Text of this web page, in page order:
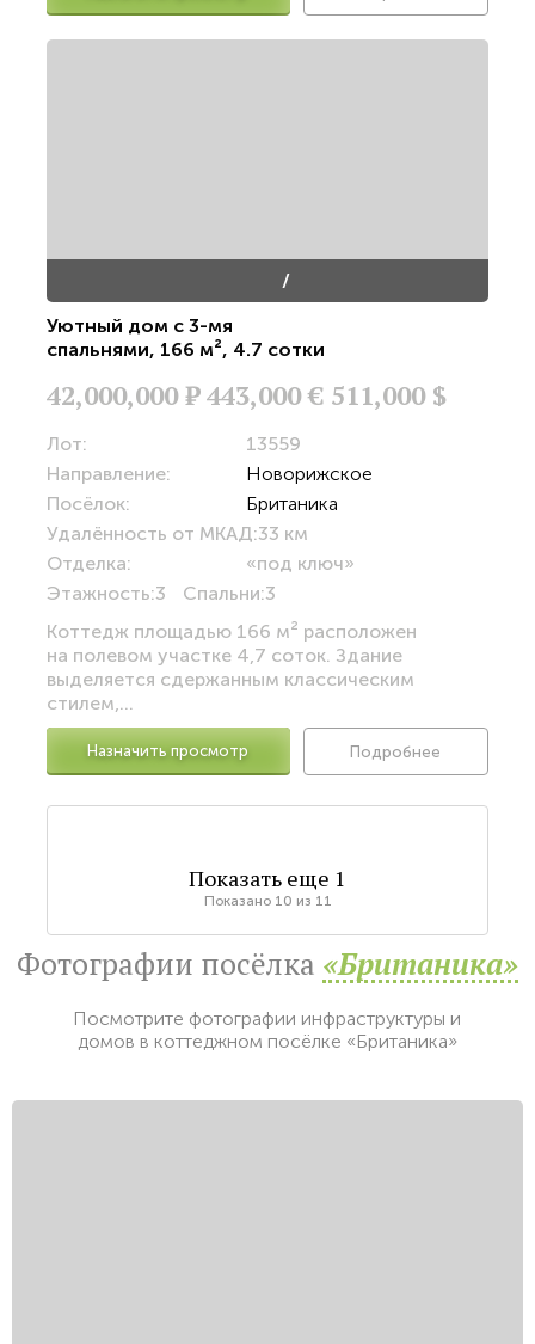
/
Уютный дом с 3-мя
спальнями, 166 м², 4.7 сотки
42,000,000Р 443,000 € 511,000 $
Лот:
13559
Направление:
Новорижское
Посёлок:
Британика
Удалённость от МКАД:33 км
Отделка:
«под ключ»
Этажность:3 Спальни:3
Коттедж площадью 166 м² расположен
на полевом участке 4,7 соток. Здание
выделяется сдержанным классическим
стилем,...
Назначить просмотр Подробнее
Показать еще 1
Показано 10 из 11
Фотографии посёлка «Британика»
Посмотрите фотографии инфраструктуры и
домов в коттеджном посёлке «Британика»